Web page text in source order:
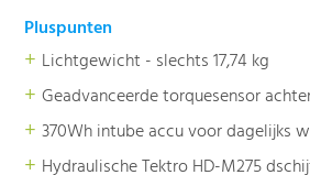
Pluspunten
+ Lichtgewicht - slechts 17,74 kg
+Geadvanceerde torquesensor
+370Wh intube accu voor dagelijks
+ Hydraulische Tektro HD-M275